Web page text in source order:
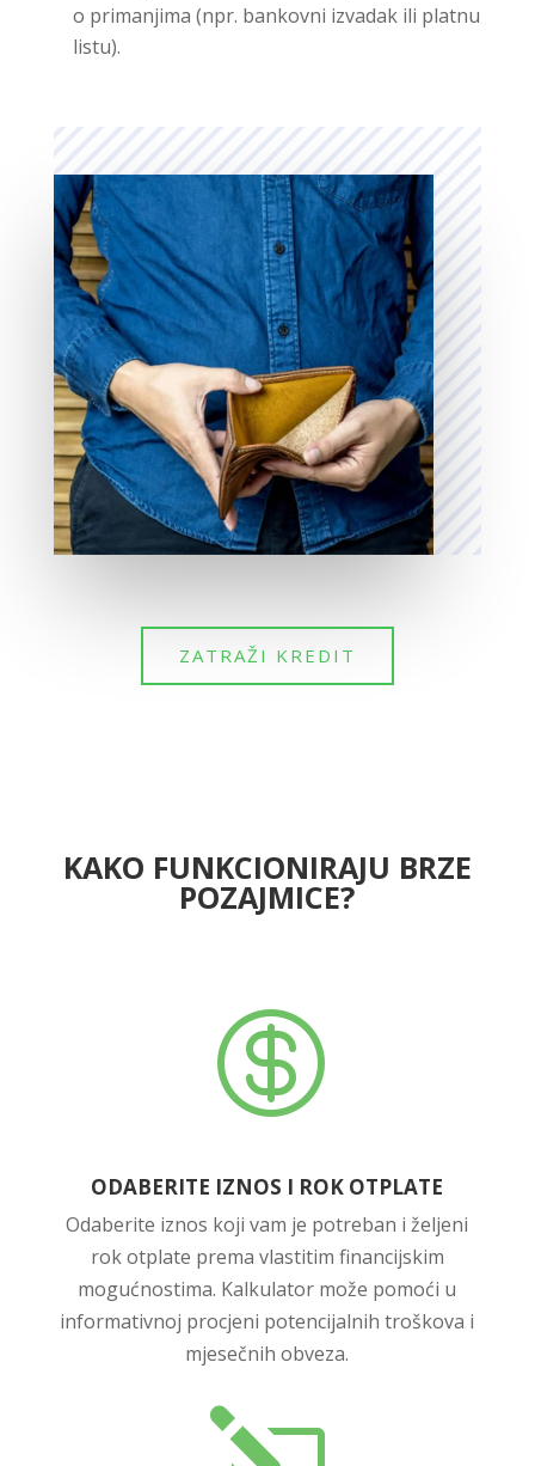
o primanjima (npr. bankovni izvadak ili platnu
listu).
ZATRAŽI KREDIT
KAKO FUNKCIONIRAJU BRZE
POZAJMICE?

ODABERITE IZNOS I ROK OTPLATE
Odaberite iznos koji vam je potreban i željeni
rok otplate prema vlastitim financijskim
mogućnostima. Kalkulator može pomoći u
informativnoj procjeni potencijalnih troškova i
mjesečnih obveza.